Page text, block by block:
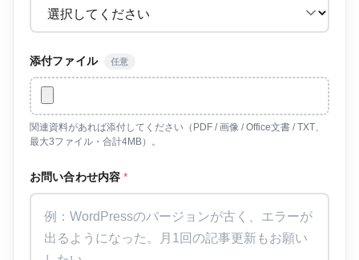
添付ファイル 任意
関連資料があれば添付してください（PDF / 画像 / Office文書 / TXT、
最大3ファイル・合計4MB）。
お問い合わせ内容*